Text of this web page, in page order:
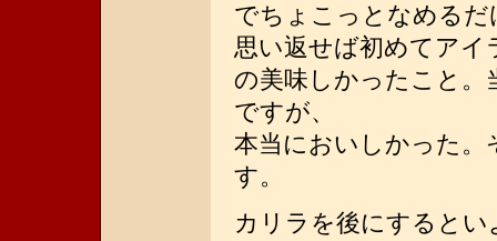
でちょこっとなめるだ
思い返せば初めてアイ
の美味しかったこと。
ですが、
本当においしかった。
す。
カリラを後にすると